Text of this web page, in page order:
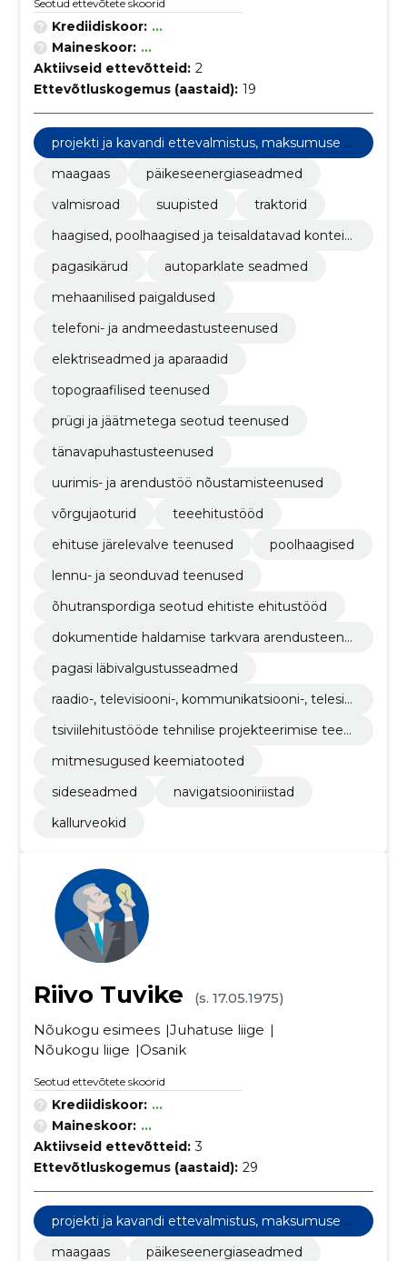
Seotud ettevõtete skoorid
Krediidiskoor: ...
Maineskoor: ...
Aktiivseid ettevõtteid: 2
Ettevõtluskogemus (aastaid): 19
projekti ja kavandi ettevalmistus, maksumuse hi
ndamine
maagaas
päikeseenergiaseadmed
valmisroad
suupisted
traktorid
haagised, poolhaagised ja teisaldatavad kontein
pagasikärud
autoparklate seadmed
mehaanilised paigaldused
telefoni- ja andmeedastusteenused
elektriseadmed ja aparaadid
topograafilised teenused
prügi ja jäätmetega seotud teenused
tänavapuhastusteenused
uurimis- ja arendustöö nõustamisteenused
võrgujaoturid
teeehitustööd
ehituse järelevalve teenused
poolhaagised
lennu- ja seonduvad teenused
õhutranspordiga seotud ehitiste ehitustööd
dokumentide haldamise tarkvara arendusteenu
pagasi läbivalgustusseadmed
raadio-, televisiooni-, kommunikatsiooni-, telesid
tsiviilehitustööde tehnilise projekteerimise teen
mitmesugused keemiatooted
sideseadmed
navigatsiooniriistad
kallurveokid
Riivo Tuvike
(s. 17.05.1975)
Nõukogu esimees Juhatuse liige
Nõukogu liige
Osanik
Seotud ettevõtete skoorid
Krediidiskoor: ...
Maineskoor: ...
Aktiivseid ettevõtteid: 3
Ettevõtluskogemus (aastaid): 29
projekti ja kavandi ettevalmistus, maksumuse hi
ndamine
maagaas
päikeseenergiaseadmed